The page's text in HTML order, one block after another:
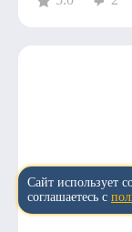
Сайт использует
соглашаетесь с